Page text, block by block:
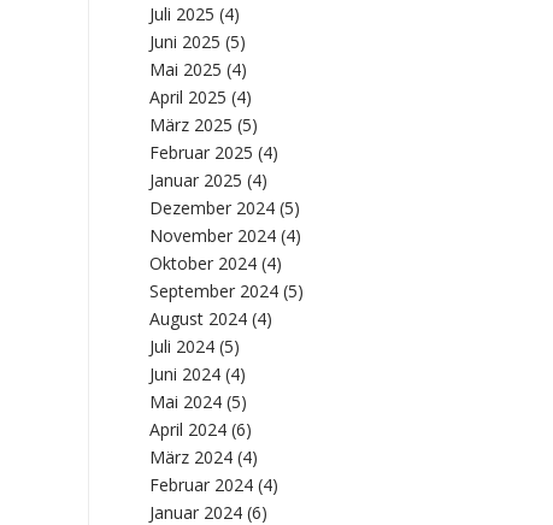
Juli 2025 (4)
Juni 2025 (5)
Mai 2025 (4)
April 2025 (4)
März 2025 (5)
Februar 2025 (4)
Januar 2025 (4)
Dezember 2024 (5)
November 2024 (4)
Oktober 2024 (4)
September 2024 (5)
August 2024 (4)
Juli 2024 (5)
Juni 2024 (4)
Mai 2024 (5)
April 2024 (6)
März 2024 (4)
Februar 2024 (4)
Januar 2024 (6)